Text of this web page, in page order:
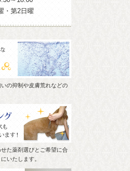
・第2日曜
の抑制や皮膚荒れなどの
た薬剤選びとご希望に合
いたします。